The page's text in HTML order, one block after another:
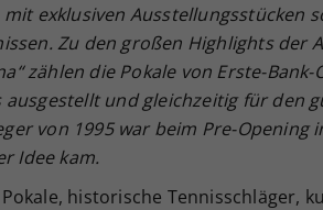
mit exklusiven Ausstellungsstücken
Zu den großen Highlights der
zählen die Pokale von Erste-
und gleichzeitig für den
von 1995 war beim Pre-
Idee kam.
historische Tennisschläger,